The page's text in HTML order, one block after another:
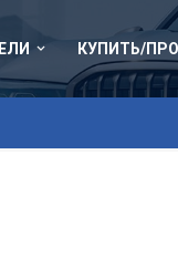
КУПИТЬ/